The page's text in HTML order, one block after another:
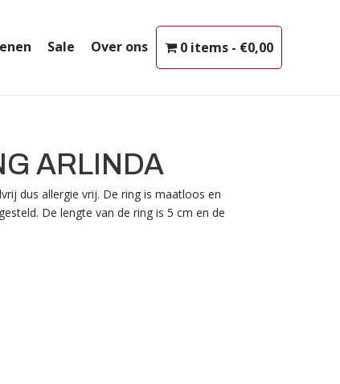
Sale Over ons 0 items €0,00
ARLINDA
dus allergie vrij. De ring is maatloos en
De lengte van de ring is 5 cm en de